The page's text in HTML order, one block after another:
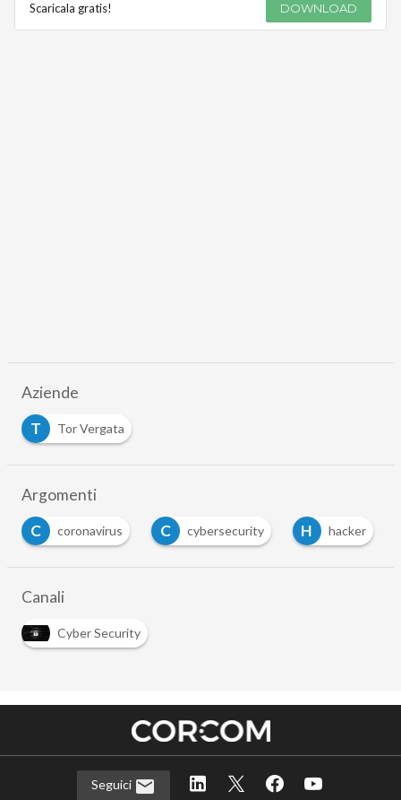
Scaricala gratis! DOWNLOAD
Aziende
T
Tor Vergata
Argomenti
C
coronavirus C cybersecurity H hacker
Canali
Cyber Security
Seguici